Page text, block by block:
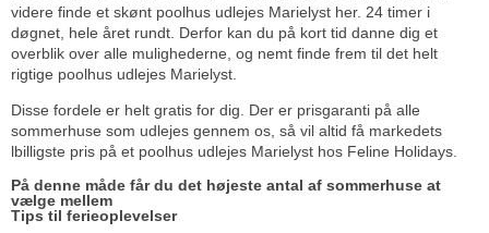
videre finde et skønt poolhus udlejes Marielyst her. 24 timer i
døgnet, hele året rundt. Derfor kan du på kort tid danne dig et
overblik over alle mulighederne, og nemt finde frem til det helt
rigtige poolhus udlejes Marielyst.
Disse fordele er helt gratis for dig. Der er prisgaranti på alle
sommerhuse som udlejes gennem os, så vil altid få markedets
lbilligste pris på et poolhus udlejes Marielyst hos Feline Holidays.
På denne måde får du det højeste antal af sommerhuse at
vælge mellem
Tips til ferieoplevelser